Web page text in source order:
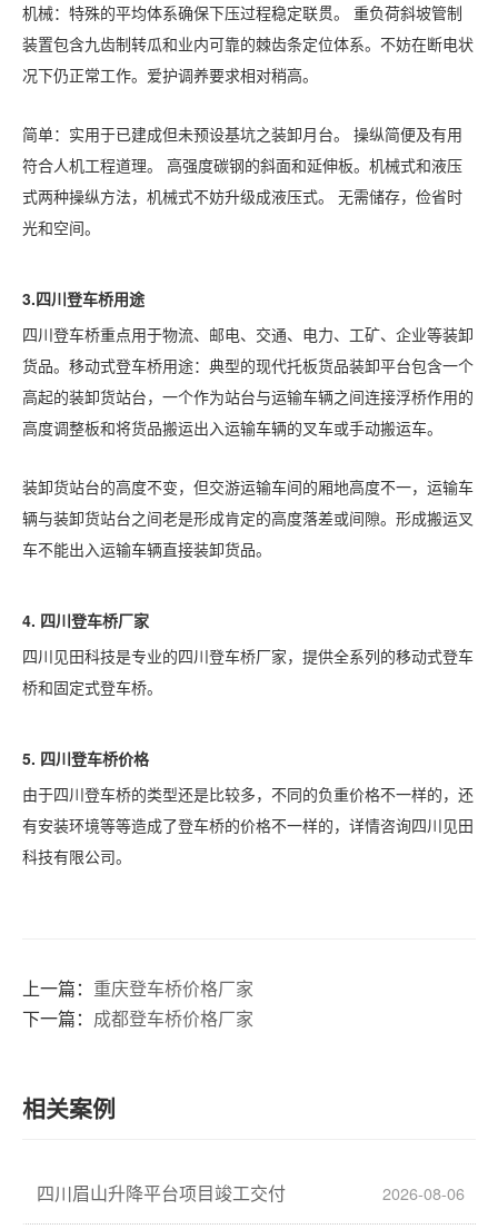
机械：特殊的平均体系确保下压过程稳定联贯。 重负荷斜坡管制
装置包含九齿制转瓜和业内可靠的棘齿条定位体系。不妨在断电状
况下仍正常工作。爱护调养要求相对稍高。
简单：实用于已建成但未预设基坑之装卸月台。 操纵简便及有用
符合人机工程道理。 高强度碳钢的斜面和延伸板。机械式和液压
式两种操纵方法，机械式不妨升级成液压式。 无需储存，俭省时
光和空间。
3.四川登车桥用途
四川登车桥重点用于物流、邮电、交通、电力、工矿、企业等装卸
货品。移动式登车桥用途：典型的现代托板货品装卸平台包含一个
高起的装卸货站台，一个作为站台与运输车辆之间连接浮桥作用的
高度调整板和将货品搬运出入运输车辆的叉车或手动搬运车。
装卸货站台的高度不变，但交游运输车间的厢地高度不一，运输车
辆与装卸货站台之间老是形成肯定的高度落差或间隙。形成搬运叉
车不能出入运输车辆直接装卸货品。
4. 四川登车桥厂家
四川见田科技是专业的四川登车桥厂家，提供全系列的移动式登车
桥和固定式登车桥。
5. 四川登车桥价格
由于四川登车桥的类型还是比较多，不同的负重价格不一样的，还
有安装环境等等造成了登车桥的价格不一样的，详情咨询四川见田
科技有限公司。
上一篇： 重庆登车桥价格厂家
下一篇： 成都登车桥价格厂家
相关案例
四川眉山升降平台项目竣工交付 2026-08-06